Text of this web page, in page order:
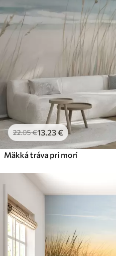
Premium
56.6734.00 /m²
Prémiový vinyl
.00 /m²
Peel and Stick
49 .00 €/m²
22.05€13 .23€
Mäkká tráva pri mori